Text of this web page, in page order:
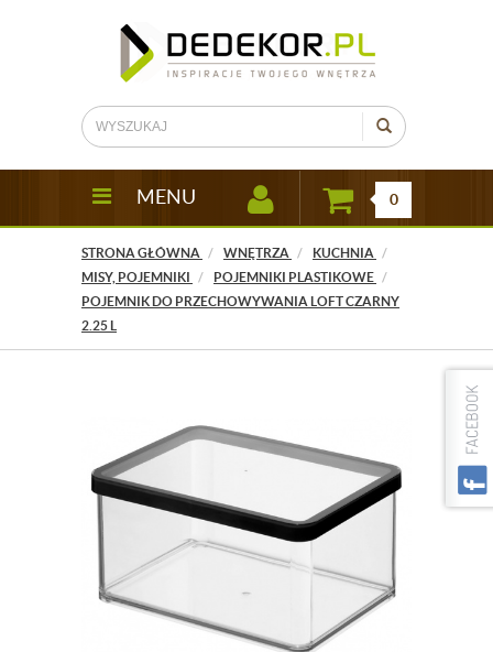
MENU 0
STRONA GŁÓWNA WNĘTRZA
KUCHNIA
MISY, POJEMNIKI
POJEMNIKI PLASTIKOWE
POJEMNIK DO PRZECHOWYWANIA LOFT CZARNY
2.25 L